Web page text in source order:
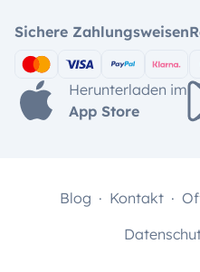
Sichere Zahlungsweisen
Herunterladen im
App Store
Blog Kontakt